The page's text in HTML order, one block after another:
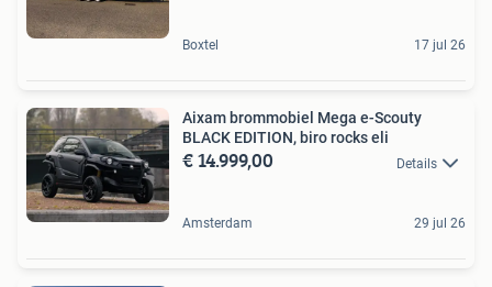
Boxtel 17 jul 26
Aixam brommobiel Mega e-Scouty
BLACK EDITION, biro rocks eli
€ 14.999,00 Details
Amsterdam 29 jul 26